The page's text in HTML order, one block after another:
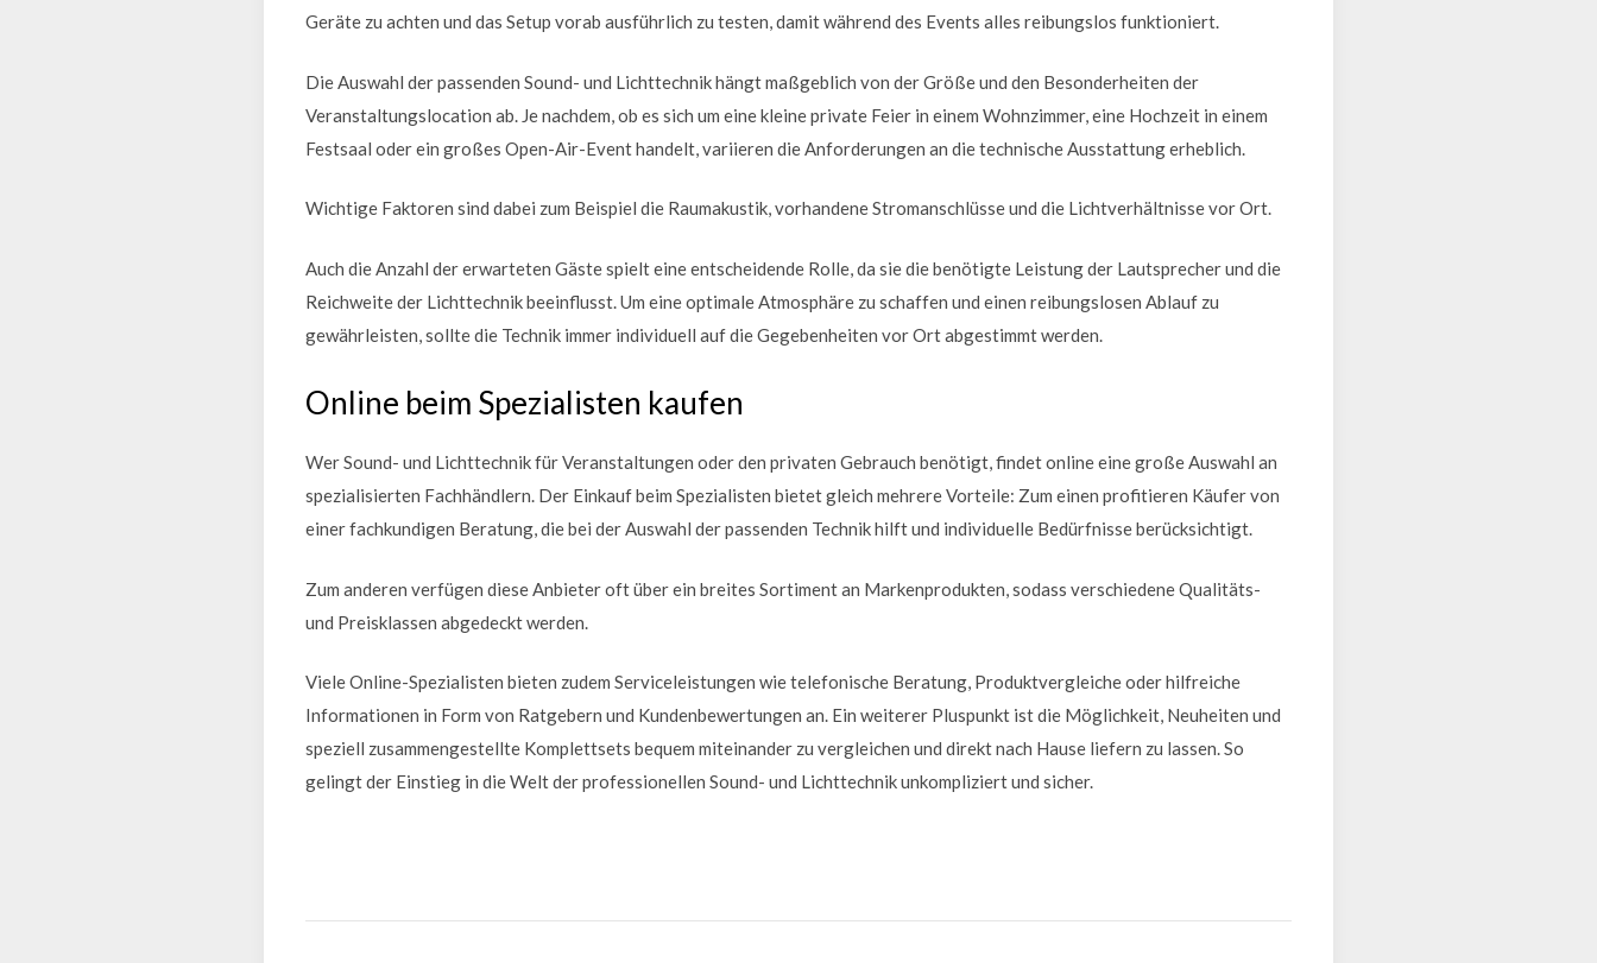
Geräte zu achten und das Setup vorab ausführlich zu testen, damit während des Events alles reibungslos funktioniert.
Die Auswahl der passenden Sound- und Lichttechnik hängt maßgeblich von der Größe und den Besonderheiten der
Veranstaltungslocation ab. Je nachdem, ob es sich um eine kleine private Feier in einem Wohnzimmer, eine Hochzeit in einem
Festsaal oder ein großes Open-Air-Event handelt, variieren die Anforderungen an die technische Ausstattung erheblich.
Wichtige Faktoren sind dabei zum Beispiel die Raumakustik, vorhandene Stromanschlüsse und die Lichtverhältnisse vor Ort.
Auch die Anzahl der erwarteten Gäste spielt eine entscheidende Rolle, da sie die benötigte Leistung der Lautsprecher und die
Reichweite der Lichttechnik beeinflusst. Um eine optimale Atmosphäre zu schaffen und einen reibungslosen Ablauf zu
gewährleisten, sollte die Technik immer individuell auf die Gegebenheiten vor Ort abgestimmt werden.
Online beim Spezialisten kaufen
Wer Sound- und Lichttechnik für Veranstaltungen oder den privaten Gebrauch benötigt, findet online eine große Auswahl an
spezialisierten Fachhändlern. Der Einkauf beim Spezialisten bietet gleich mehrere Vorteile: Zum einen profitieren Käufer von
einer fachkundigen Beratung, die bei der Auswahl der passenden Technik hilft und individuelle Bedürfnisse berücksichtigt.
Zum anderen verfügen diese Anbieter oft über ein breites Sortiment an Markenprodukten, sodass verschiedene Qualitäts-
und Preisklassen abgedeckt werden.
Viele Online-Spezialisten bieten zudem Serviceleistungen wie telefonische Beratung, Produktvergleiche oder hilfreiche
Informationen in Form von Ratgebern und Kundenbewertungen an. Ein weiterer Pluspunkt ist die Möglichkeit, Neuheiten und
speziell zusammengestellte Komplettsets bequem miteinander zu vergleichen und direkt nach Hause liefern zu lassen. So
gelingt der Einstieg in die Welt der professionellen Sound- und Lichttechnik unkompliziert und sicher.